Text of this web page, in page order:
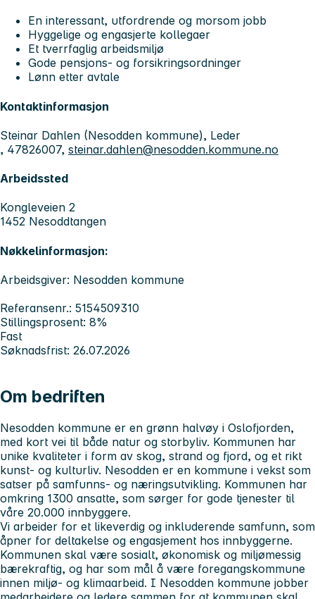
En interessant, utfordrende og morsom jobb
Hyggelige og engasjerte kollegaer
Et tverrfaglig arbeidsmiljø
Gode pensjons- og forsikringsordninger
Lønn etter avtale
Kontaktinformasjon
Steinar Dahlen (Nesodden kommune), Leder
, 47826007, steinar.dahlen@nesodden.kommune.no
Arbeidssted
Kongleveien 2
1452 Nesoddtangen
Nøkkelinformasjon:
Arbeidsgiver: Nesodden kommune
Referansenr.: 5154509310
Stillingsprosent: 8%
Fast
Søknadsfrist: 26.07.2026
Om bedriften
Nesodden kommune er en grønn halvøy i Oslofjorden,
med kort vei til både natur og storbyliv. Kommunen har
unike kvaliteter i form av skog, strand og fjord, og et rikt
kunst- og kulturliv. Nesodden er en kommune i vekst som
satser på samfunns- og næringsutvikling. Kommunen har
omkring 1300 ansatte, som sørger for gode tjenester til
våre 20.000 innbyggere.
Vi arbeider for et likeverdig og inkluderende samfunn, som
åpner for deltakelse og engasjement hos innbyggerne.
Kommunen skal være sosialt, økonomisk og miljømessig
bærekraftig, og har som mål å være foregangskommune
innen miljø- og klimaarbeid. I Nesodden kommune jobber